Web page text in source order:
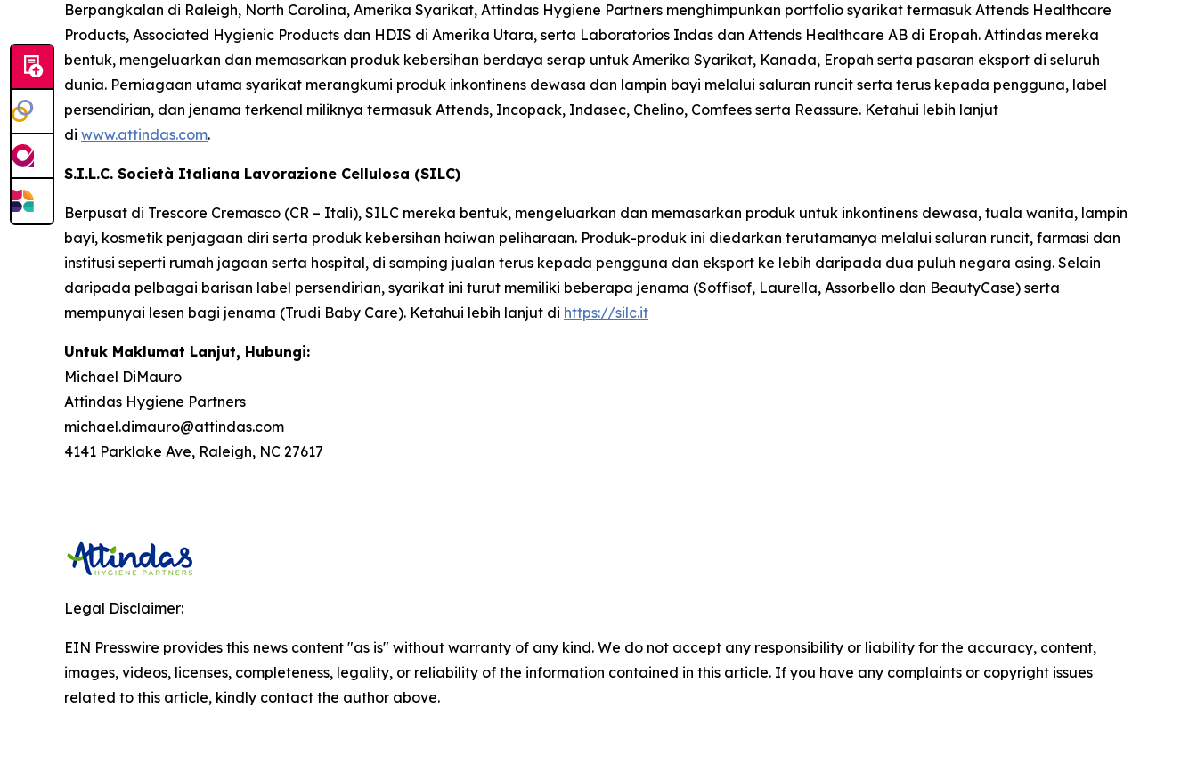
Berpangkalan di Raleigh, North Carolina, Amerika Syarikat, Attindas Hygiene Partners menghimpunkan portfolio syarikat termasuk Attends Healthcare
Products, Associated Hygienic Products dan HDIS di Amerika Utara, serta Laboratorios Indas dan Attends Healthcare AB di Eropah. Attindas mereka
bentuk, mengeluarkan dan memasarkan produk kebersihan berdaya serap untuk Amerika Syarikat, Kanada, Eropah serta pasaran eksport di seluruh
dunia. Perniagaan utama syarikat merangkumi produk inkontinens dewasa dan lampin bayi melalui saluran runcit serta terus kepada pengguna, label
persendirian, dan jenama terkenal miliknya termasuk Attends, Incopack, Indasec, Chelino, Comfees serta Reassure. Ketahui lebih lanjut
di www.attindas.com.
S.I.L.C. Società Italiana Lavorazione Cellulosa (SILC)
Berpusat di Trescore Cremasco (CR – Itali), SILC mereka bentuk, mengeluarkan dan memasarkan produk untuk inkontinens dewasa, tuala wanita, lampin
bayi, kosmetik penjagaan diri serta produk kebersihan haiwan peliharaan. Produk-produk ini diedarkan terutamanya melalui saluran runcit, farmasi dan
institusi seperti rumah jagaan serta hospital, di samping jualan terus kepada pengguna dan eksport ke lebih daripada dua puluh negara asing. Selain
daripada pelbagai barisan label persendirian, syarikat ini turut memiliki beberapa jenama (Soffisof, Laurella, Assorbello dan BeautyCase) serta
mempunyai lesen bagi jenama (Trudi Baby Care). Ketahui lebih lanjut di https://silc.it
Untuk Maklumat Lanjut, Hubungi:
Michael DiMauro
Attindas Hygiene Partners
michael.dimauro@attindas.com
4141 Parklake Ave, Raleigh, NC 27617
Legal Disclaimer:
EIN Presswire provides this news content "as is" without warranty of any kind. We do not accept any responsibility or liability for the accuracy, content,
images, videos, licenses, completeness, legality, or reliability of the information contained in this article. If you have any complaints or copyright issues
related to this article, kindly contact the author above.